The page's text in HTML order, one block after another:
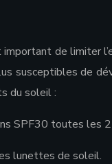
de limiter
susceptibles de
du soleil :
SPF30 toutes les
lunettes de soleil.